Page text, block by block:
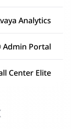
Analytics
Admin Portal
Center Elite